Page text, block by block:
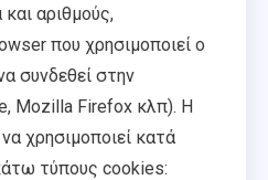
αριθμούς,
που χρησιμοποιεί ο
συνδεθεί στην
Mozilla Firefox κλπ). Η
χρησιμοποιεί κατά
τύπους cookies: